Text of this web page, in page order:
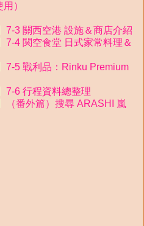
）
7-3 關西空港 設施＆商店介紹
7-4 関空食堂 日式家常料理＆
7-5 戰利品：Rinku Premium
7-6 行程資料總整理
（番外篇）搜尋 ARASHI 嵐